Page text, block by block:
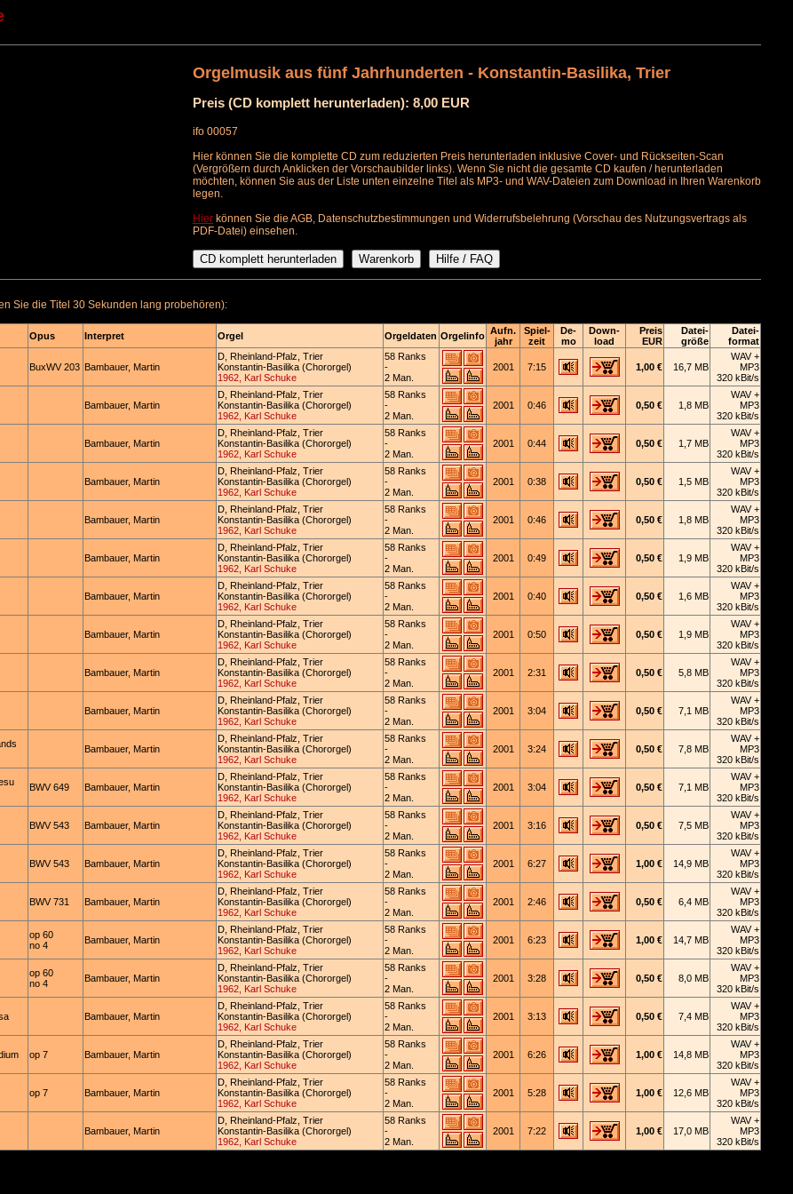
Orgelmusik aus fünf Jahrhunderten - Konstantin-Basilika, Trier
Preis (CD komplett herunterladen): 8,00 EUR
ifo 00057
Hier können Sie die komplette CD zum reduzierten Preis herunterladen inklusive Cover- und Rückseiten-Scan
(Vergrößern durch Anklicken der Vorschaubilder links). Wenn Sie nicht die gesamte CD kaufen / herunterladen
möchten, können Sie aus der Liste unten einzelne Titel als MP3- und WAV-Dateien zum Download in Ihren Warenkorb
legen.
Hier können Sie die AGB, Datenschutzbestimmungen und Widerrufsbelehrung (Vorschau des Nutzungsvertrags als
PDF-Datei) einsehen.
Sie die Titel 30 Sekunden lang probehören):
Opus Interpret Orgel Orgeldaten Orgelinfo Aufn.
jahr
Spiel-
zeit
De-
mo
Down-
load
Preis
EUR
Datei-
größe
Datei-
format
BuxWV 203 Bambauer, Martin
D, Rheinland-Pfalz, Trier
Konstantin-Basilika (Chororgel)
1962, Karl Schuke
58 Ranks
-
2 Man.
2001 7:15 1,00 € 16,7 MB
WAV +
MP3
320 kBit/s
Bambauer, Martin
D, Rheinland-Pfalz, Trier
Konstantin-Basilika (Chororgel)
1962, Karl Schuke
58 Ranks
-
2 Man.
2001 0:46 0,50 € 1,8 MB
WAV +
MP3
320 kBit/s
Bambauer, Martin
D, Rheinland-Pfalz, Trier
Konstantin-Basilika (Chororgel)
1962, Karl Schuke
58 Ranks
-
2 Man.
2001 0:44 0,50 € 1,7 MB
WAV +
MP3
320 kBit/s
Bambauer, Martin
D, Rheinland-Pfalz, Trier
Konstantin-Basilika (Chororgel)
1962, Karl Schuke
58 Ranks
-
2 Man.
2001 0:38 0,50 € 1,5 MB
WAV +
MP3
320 kBit/s
Bambauer, Martin
D, Rheinland-Pfalz, Trier
Konstantin-Basilika (Chororgel)
1962, Karl Schuke
58 Ranks
-
2 Man.
2001 0:46 0,50 € 1,8 MB
WAV +
MP3
320 kBit/s
Bambauer, Martin
D, Rheinland-Pfalz, Trier
Konstantin-Basilika (Chororgel)
1962, Karl Schuke
58 Ranks
-
2 Man.
2001 0:49 0,50 € 1,9 MB
WAV +
MP3
320 kBit/s
Bambauer, Martin
D, Rheinland-Pfalz, Trier
Konstantin-Basilika (Chororgel)
1962, Karl Schuke
58 Ranks
-
2 Man.
2001 0:40 0,50 € 1,6 MB
WAV +
MP3
320 kBit/s
Bambauer, Martin
D, Rheinland-Pfalz, Trier
Konstantin-Basilika (Chororgel)
1962, Karl Schuke
58 Ranks
-
2 Man.
2001 0:50 0,50 € 1,9 MB
WAV +
MP3
320 kBit/s
Bambauer, Martin
D, Rheinland-Pfalz, Trier
Konstantin-Basilika (Chororgel)
1962, Karl Schuke
58 Ranks
-
2 Man.
2001 2:31 0,50 € 5,8 MB
WAV +
MP3
320 kBit/s
Bambauer, Martin
D, Rheinland-Pfalz, Trier
Konstantin-Basilika (Chororgel)
1962, Karl Schuke
58 Ranks
-
2 Man.
2001 3:04 0,50 € 7,1 MB
WAV +
MP3
320 kBit/s
Bambauer, Martin
D, Rheinland-Pfalz, Trier
Konstantin-Basilika (Chororgel)
1962, Karl Schuke
58 Ranks
-
2 Man.
2001 3:24 0,50 € 7,8 MB
WAV +
MP3
320 kBit/s
BWV 649 Bambauer, Martin
D, Rheinland-Pfalz, Trier
Konstantin-Basilika (Chororgel)
1962, Karl Schuke
58 Ranks
-
2 Man.
2001 3:04 0,50 € 7,1 MB
WAV +
MP3
320 kBit/s
BWV 543 Bambauer, Martin
D, Rheinland-Pfalz, Trier
Konstantin-Basilika (Chororgel)
1962, Karl Schuke
58 Ranks
-
2 Man.
2001 3:16 0,50 € 7,5 MB
WAV +
MP3
320 kBit/s
BWV 543 Bambauer, Martin
D, Rheinland-Pfalz, Trier
Konstantin-Basilika (Chororgel)
1962, Karl Schuke
58 Ranks
-
2 Man.
2001 6:27 1,00 € 14,9 MB
WAV +
MP3
320 kBit/s
BWV 731 Bambauer, Martin
D, Rheinland-Pfalz, Trier
Konstantin-Basilika (Chororgel)
1962, Karl Schuke
58 Ranks
-
2 Man.
2001 2:46 0,50 € 6,4 MB
WAV +
MP3
320 kBit/s
op 60
no 4
Bambauer, Martin
D, Rheinland-Pfalz, Trier
Konstantin-Basilika (Chororgel)
1962, Karl Schuke
58 Ranks
-
2 Man.
2001 6:23 1,00 € 14,7 MB
WAV +
MP3
320 kBit/s
op 60
no 4
Bambauer, Martin
D, Rheinland-Pfalz, Trier
Konstantin-Basilika (Chororgel)
1962, Karl Schuke
58 Ranks
-
2 Man.
2001 3:28 0,50 € 8,0 MB
WAV +
MP3
320 kBit/s
Bambauer, Martin
D, Rheinland-Pfalz, Trier
Konstantin-Basilika (Chororgel)
1962, Karl Schuke
58 Ranks
-
2 Man.
2001 3:13 0,50 € 7,4 MB
WAV +
MP3
320 kBit/s
op 7 Bambauer, Martin
D, Rheinland-Pfalz, Trier
Konstantin-Basilika (Chororgel)
1962, Karl Schuke
58 Ranks
-
2 Man.
2001 6:26 1,00 € 14,8 MB
WAV +
MP3
320 kBit/s
op 7 Bambauer, Martin
D, Rheinland-Pfalz, Trier
Konstantin-Basilika (Chororgel)
1962, Karl Schuke
58 Ranks
-
2 Man.
2001 5:28 1,00 € 12,6 MB
WAV +
MP3
320 kBit/s
Bambauer, Martin
D, Rheinland-Pfalz, Trier
Konstantin-Basilika (Chororgel)
1962, Karl Schuke
58 Ranks
-
2 Man.
2001 7:22 1,00 € 17,0 MB
WAV +
MP3
320 kBit/s